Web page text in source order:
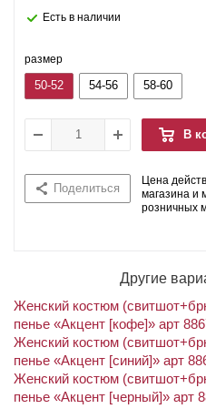
Есть в наличии
размер
50-52 54-56 58-60
В
Поделиться
Цена
магазина и
розничных
Другие
Женский костюм
пенье «Акцент [кофе]» арт
Женский костюм
пенье «Акцент [синий]» арт
Женский костюм
пенье «Акцент [черный]» арт